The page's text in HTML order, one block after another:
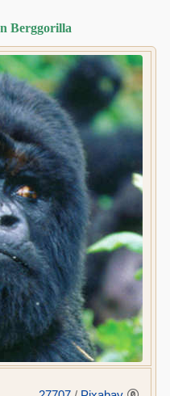
Berggorilla